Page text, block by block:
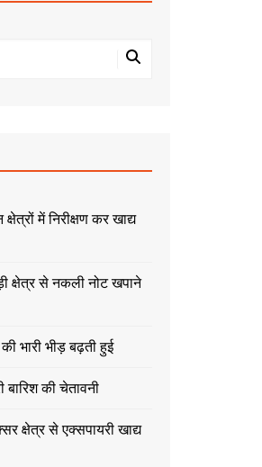
क्षेत्रों में निरीक्षण कर खाद्य
क्षेत्र से नकली नोट खपाने
की भारी भीड़ बढ़ती हुई
बारिश की चेतावनी
क्षेत्र से एक्सपायरी खाद्य